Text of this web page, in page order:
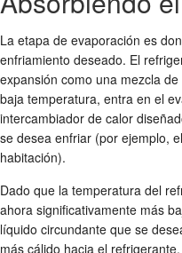
La etapa de evaporación es
enfriamiento deseado. El
expansión como una mezcla
baja temperatura, entra en el
intercambiador de calor
se desea enfriar (por ejemplo,
habitación).
Dado que la temperatura del
ahora significativamente más
líquido circundante que se
más cálido hacia el